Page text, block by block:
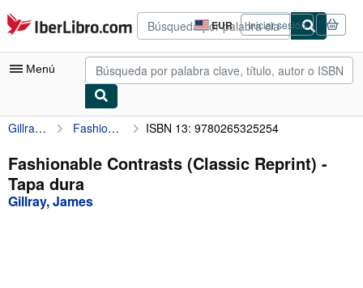
Pasar al contenido principal
IberLibro.com EUR
Preferencias
de
compra
del
Iniciar sesión
Menú
Mi cuenta
Consultar mis pedidos
Búsqueda avanzada
Colecciones
Gillray, James Fashionable Contrasts (Classic Reprint) ISBN 13: 9780265325254
Fashionable Contrasts (Classic Reprint) -
Tapa dura
Gillray, James